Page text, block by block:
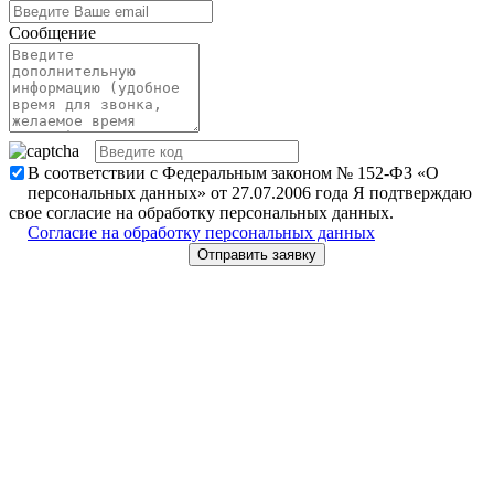
Сообщение
В соответствии с Федеральным законом № 152-ФЗ «О
персональных данных» от 27.07.2006 года Я подтверждаю
свое согласие на обработку персональных данных.
Согласие на обработку персональных данных